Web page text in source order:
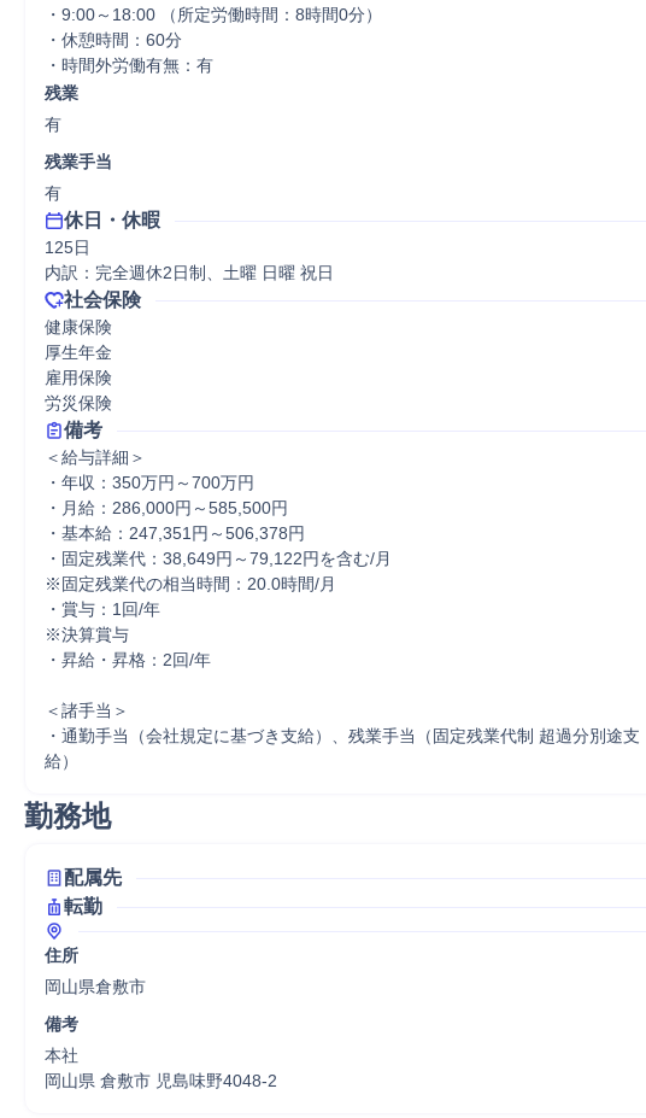
・9:00～18:00 （所定労働時間：8時間0分）
・休憩時間：60分
・時間外労働有無：有
残業
有
残業手当
有
休日・休暇
125日
内訳：完全週休2日制、土曜 日曜 祝日
社会保険
健康保険
厚生年金
雇用保険
労災保険
備考
＜給与詳細＞
・年収：350万円～700万円
・月給：286,000円～585,500円
・基本給：247,351円～506,378円
・固定残業代：38,649円～79,122円を含む/月
※固定残業代の相当時間：20.0時間/月
・賞与：1回/年
※決算賞与
・昇給・昇格：2回/年
＜諸手当＞
・通勤手当（会社規定に基づき支給）、残業手当（固定残業代制 超過分別途支
給）
勤務地
配属先
転勤
住所
岡山県倉敷市
備考
本社
岡山県 倉敷市 児島味野4048-2